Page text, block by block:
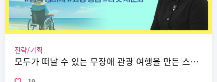
전략/기획
모두가 떠날 수 있는 무장애 관광 여행을 만든 스타트업 이야기